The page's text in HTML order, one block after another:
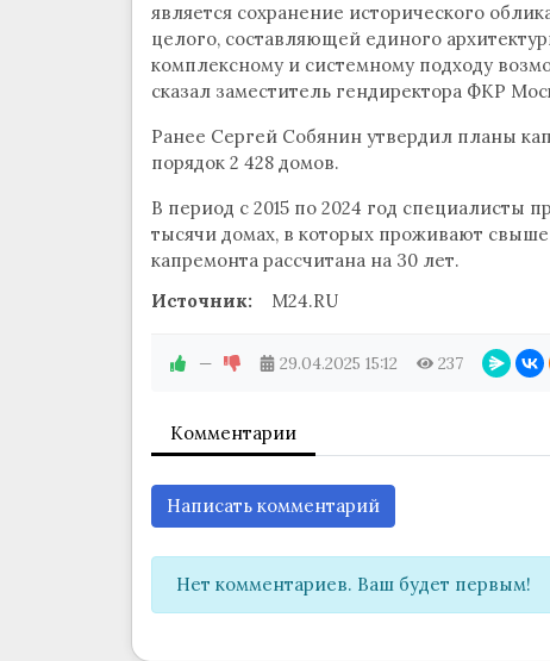
является сохранение исторического
целого, составляющей единого
комплексному и системному подходу
сказал заместитель гендиректора ФКР
Ранее Сергей Собянин утвердил планы
порядок 2 428 домов.
В период с 2015 по 2024 год специалисты
тысячи домах, в которых проживают
капремонта рассчитана на 30 лет.
Источник:
M24.RU
— 29.04.2025 15:12 237
Комментарии
Написать комментарий
Нет комментариев. Ваш будет первым!